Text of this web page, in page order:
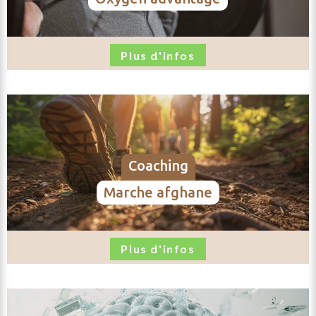
Plus d'infos
coaching
marche afghane
Plus d'infos
email